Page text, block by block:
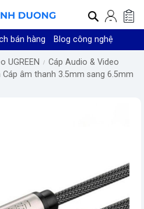
bán hàng Blog công nghệ
UGREEN
Cáp Audio & Video